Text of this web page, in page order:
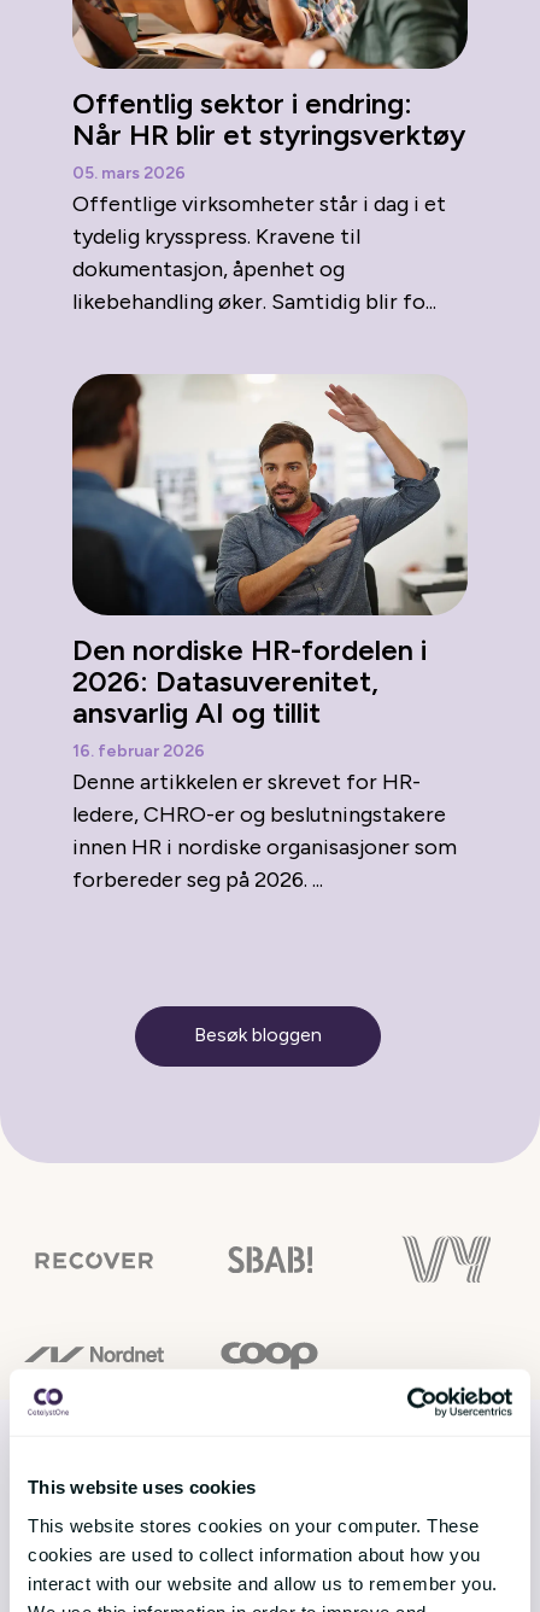
This website uses cookies
This website stores cookies on your computer. These
cookies are used to collect information about how you
interact with our website and allow us to remember you.
Offentlig sektor i endring:
Når HR blir et styringsverktøy
05. mars 2026
Offentlige virksomheter står i dag i et
tydelig krysspress. Kravene til
dokumentasjon, åpenhet og
likebehandling øker. Samtidig blir fo...
Den nordiske HR-fordelen i
2026: Datasuverenitet,
ansvarlig AI og tillit
16. februar 2026
Denne artikkelen er skrevet for HR-
ledere, CHRO-er og beslutningstakere
innen HR i nordiske organisasjoner som
forbereder seg på 2026. ...
Besøk bloggen
LØSNINGER
Core HR